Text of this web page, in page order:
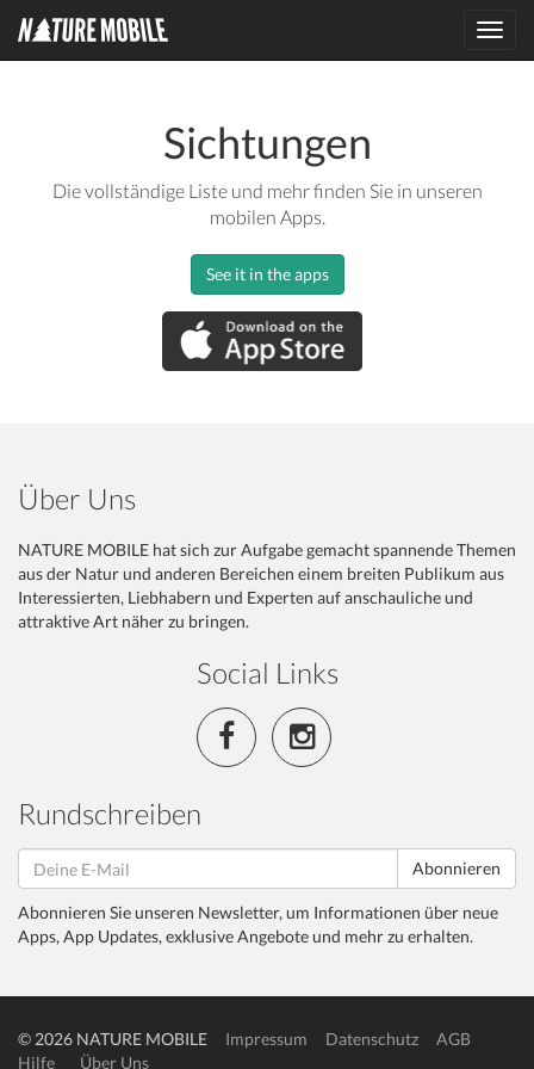
Sichtungen
Die vollständige Liste und mehr finden Sie in unseren
mobilen Apps.
See it in the apps
Über Uns
NATURE MOBILE hat sich zur Aufgabe gemacht spannende Themen
aus der Natur und anderen Bereichen einem breiten Publikum aus
Interessierten, Liebhabern und Experten auf anschauliche und
attraktive Art näher zu bringen.
Social Links
Rundschreiben
Abonnieren
Abonnieren Sie unseren Newsletter, um Informationen über neue
Apps, App Updates, exklusive Angebote und mehr zu erhalten.
© 2026 NATURE MOBILE Impressum Datenschutz
AGB
Hilfe
Über Uns